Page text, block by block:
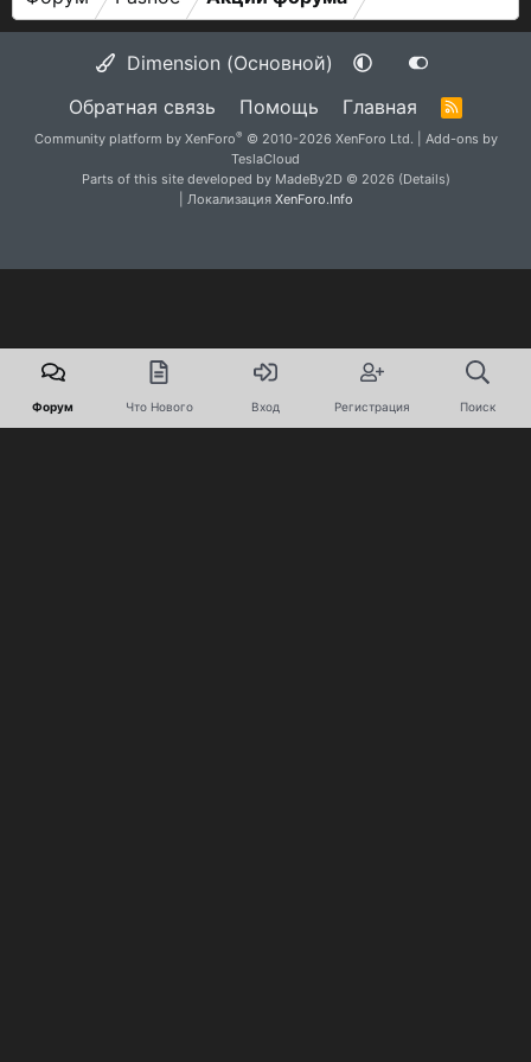
Dimension (Основной)
Обратная связь
Помощь Главная
S
Community platform by XenForo® © 2010-2026 XenForo Ltd.
Add-ons by
TeslaCloud
Parts of this site developed by MadeBy2D © 2026 (Details)
| Локализация XenForo.Info
Форум Что Нового Вход Регистрация Поиск